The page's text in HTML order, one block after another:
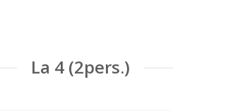
La 4 (2pers.)